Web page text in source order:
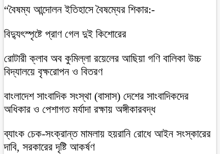
“বৈষম্য আন্দোলন ইতিহাসে বৈষম্যের শিকার:-
বিদ্যুৎস্পৃষ্টে প্রাণ গেল দুই কিশোরের
রোটারী ক্লাব অব কুমিল্লা রয়েলের আছিয়া গণি বালিকা উচ্চ
বিদ্যালয়ে বৃক্ষরোপন ও বিতরণ
বাংলাদেশ সাংবাদিক সংস্থা (বাসাস) দেশের সাংবাদিকদের
অধিকার ও পেশাগত মর্যাদা রক্ষায় অঙ্গীকারবদ্ধ
ব্যাংক চেক-সংক্রান্ত মামলায় হয়রানি রোধে আইন সংস্কারের
দাবি, সরকারের দৃষ্টি আকর্ষণ